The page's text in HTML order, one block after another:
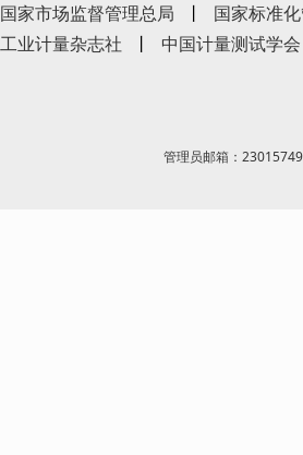
国家市场监督管理总局
丨 国家标准
工业计量杂志社
丨 中国计量测试学会
管理员邮箱：